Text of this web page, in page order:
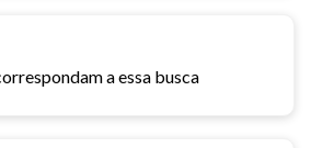
a essa busca